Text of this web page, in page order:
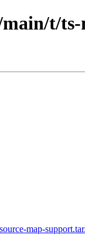
t/ts-
map-